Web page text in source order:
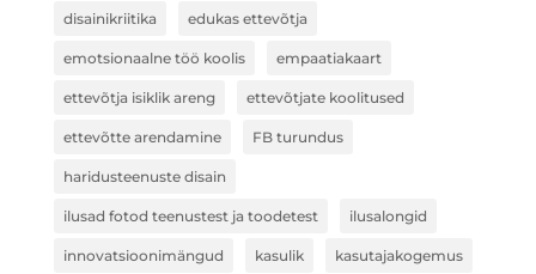
disainikriitika edukas ettevõtja
emotsionaalne töö koolis empaatiakaart
ettevõtja isiklik areng ettevõtjate koolitused
ettevõtte arendamine FB turundus
haridusteenuste disain
ilusad fotod teenustest ja toodetest ilusalongid
innovatsioonimängud kasulik kasutajakogemus